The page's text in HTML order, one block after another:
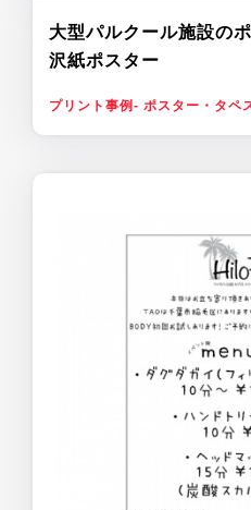
大型パルクール施設の
沢紙ポスター
プリント事例- ポスター・タペ